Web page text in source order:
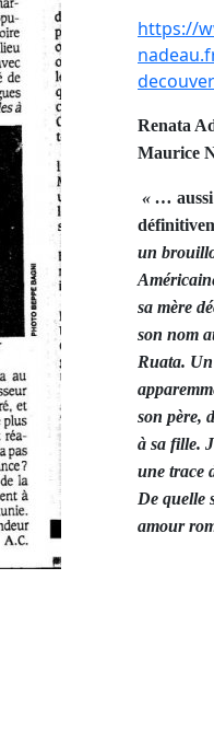
https://
Renata
Maurice
« …
un
sa mère
son nom
Ruata.
son père,
à sa fille.
une trace
De quelle
amour